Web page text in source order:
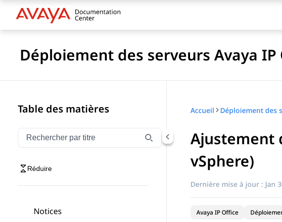
Déploiement des serveurs Avaya
Table des matières
Filtrer la navigation par titre
Saisissez pour filtrer les éléments de navigation par titre
Réduire
Notices
Accueil
Ajustement
vSphere)
Dernière mise à jour : Jan
Avaya IP Office